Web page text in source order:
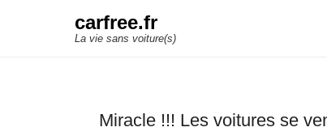
carfree.fr
La vie sans voiture(s)
Miracle !!! Les voitures se